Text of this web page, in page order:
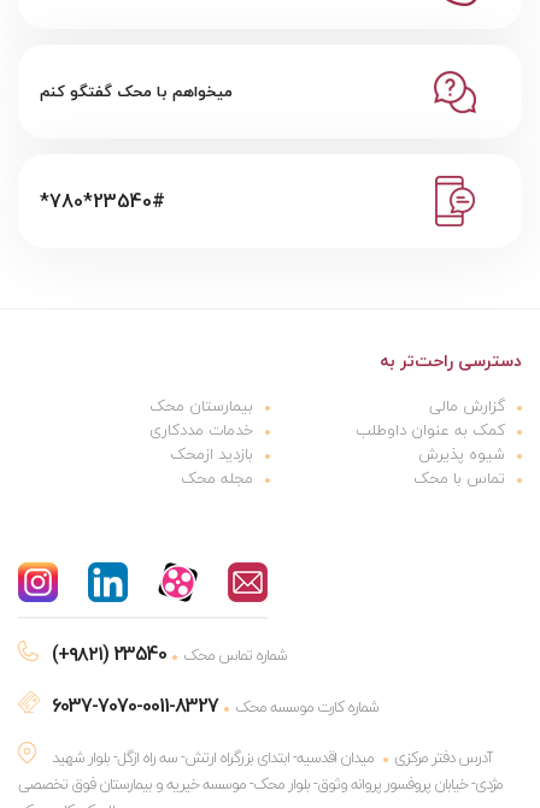
میخواهم با محک گفتگو کنم
*780*23540#
دسترسی راحت‌تر به
گزارش مالی
بیمارستان محک
کمک به عنوان داوطلب
خدمات مددکاری
شیوه پذیرش
بازدید ازمحک
تماس با محک
مجله محک
(+۹۸۲۱) 23540 شماره تماس محک
6037-7070-0011-8327
شماره کارت موسسه محک
آدرس دفتر مرکزی
میدان اقدسیه- ابتدای بزرگراه ارتش- سه راه ازگل- بلوار شهید
مژدی- خیابان پروفسور پروانه وثوق- بلوار محک- موسسه خیریه و بیمارستان فوق تخصصی